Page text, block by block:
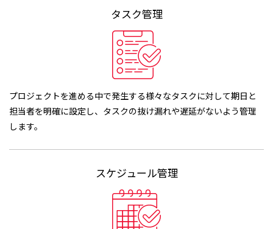
タスク管理
プロジェクトを進める中で発生する様々なタスクに対して期日と
担当者を明確に設定し、タスクの抜け漏れや遅延がないよう管理
します。
スケジュール管理